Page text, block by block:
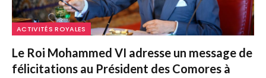
ACTIVITÉS ROYALES
Le Roi Mohammed VI adresse un message de
félicitations au Président des Comores à